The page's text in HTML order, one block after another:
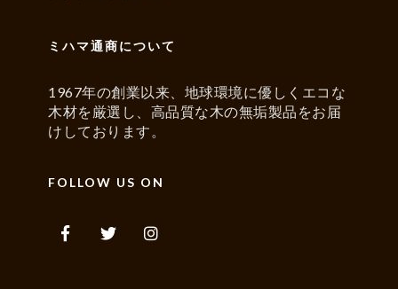
ミハマ通商について
1967年の創業以来、地球環境に優しくエコな
木材を厳選し、高品質な木の無垢製品をお届
けしております。
FOLLOW US ON